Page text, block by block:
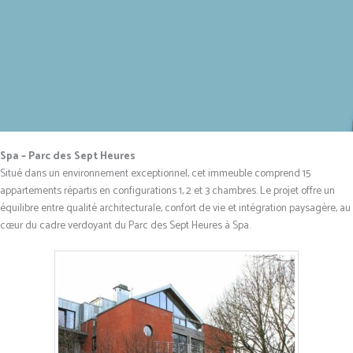
Spa – Parc des Sept Heures
Situé dans un environnement exceptionnel, cet immeuble comprend 15
appartements répartis en configurations 1, 2 et 3 chambres. Le projet offre un
équilibre entre qualité architecturale, confort de vie et intégration paysagère, au
cœur du cadre verdoyant du Parc des Sept Heures à Spa.